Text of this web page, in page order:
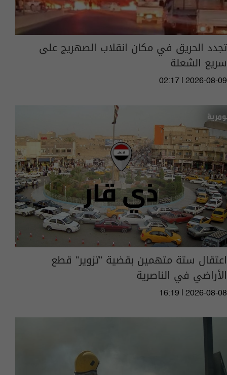
تجدد الحريق في مكان انقلاب الصهريج على
سريع الشعلة
02:17 | 2026-08-09
اعتقال ستة متهمين بقضية "تزوير" قطع
الأراضي في الناصرية
16:19 | 2026-08-08